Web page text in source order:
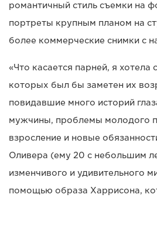
романтичный стиль съемки на
портреты крупным планом на
более коммерческие снимки с
«Что касается парней, я хотела
которых был бы заметен их
повидавшие много историй
мужчины, проблемы молодого
взросление и новые
Оливера (ему 20 с небольшим
изменчивого и удивительного
помощью образа Харрисона,